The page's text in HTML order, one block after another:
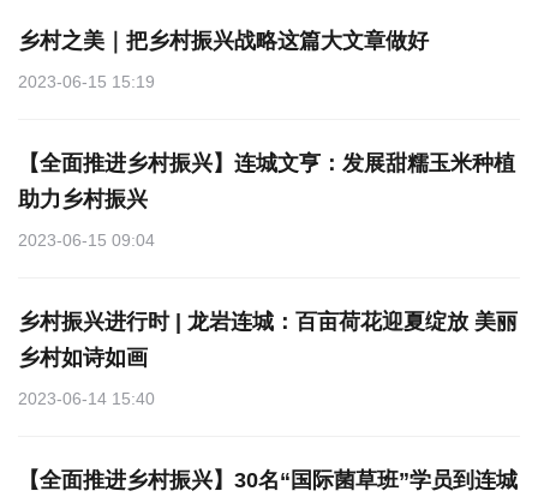
乡村之美｜把乡村振兴战略这篇大文章做好
2023-06-15 15:19
【全面推进乡村振兴】连城文亨：发展甜糯玉米种植
助力乡村振兴
2023-06-15 09:04
乡村振兴进行时 | 龙岩连城：百亩荷花迎夏绽放 美丽
乡村如诗如画
2023-06-14 15:40
【全面推进乡村振兴】30名“国际菌草班”学员到连城